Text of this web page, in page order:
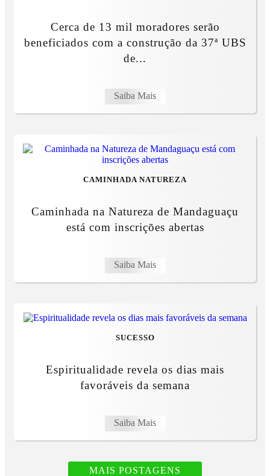
Cerca de 13 mil moradores serão
beneficiados com a construção da 37ª UBS
de...
Saiba Mais
CAMINHADA NATUREZA
Caminhada na Natureza de Mandaguaçu
está com inscrições abertas
Saiba Mais
SUCESSO
Espiritualidade revela os dias mais
favoráveis da semana
Saiba Mais
MAIS POSTAGENS